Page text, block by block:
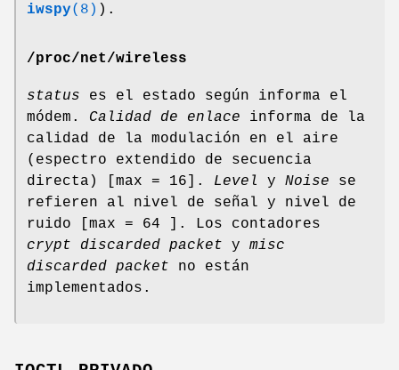
iwspy(8) ).
/proc/net/wireless
status es el estado según informa el
módem. Calidad de enlace informa de la
calidad de la modulación en el aire
(espectro extendido de secuencia
directa) [max = 16]. Level y Noise se
refieren al nivel de señal y nivel de
ruido [max = 64 ]. Los contadores
crypt discarded packet y misc
discarded packet no están
implementados.